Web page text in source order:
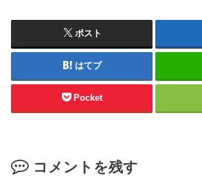
ポスト
はてブ
Pocket
コメントを残す